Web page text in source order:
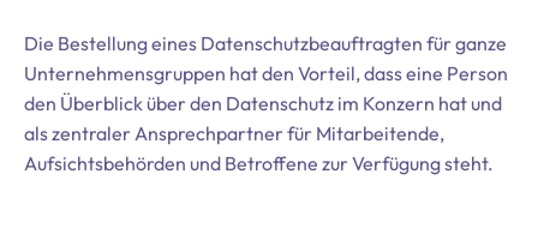
Die Bestellung eines Datenschutzbeauftragten für ganze
Unternehmensgruppen hat den Vorteil, dass eine Person
den Überblick über den Datenschutz im Konzern hat und
als zentraler Ansprechpartner für Mitarbeitende,
Aufsichtsbehörden und Betroffene zur Verfügung steht.